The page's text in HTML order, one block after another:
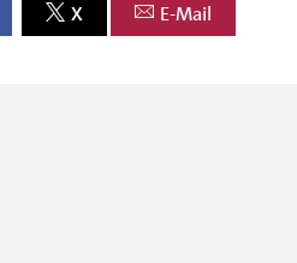
X E-Mail